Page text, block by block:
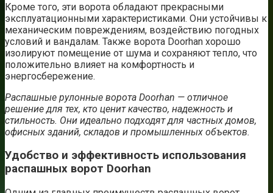
Кроме того, эти ворота обладают прекрасными
эксплуатационными характеристиками. Они устойчивы к
механическим повреждениям, воздействию погодных
условий и вандалам. Также ворота Doorhan хорошо
изолируют помещение от шума и сохраняют тепло, что
положительно влияет на комфортность и
энергосбережение.
Распашные рулонные ворота Doorhan — отличное
решение для тех, кто ценит качество, надежность и
стильность. Они идеально подходят для частных домов,
офисных зданий, складов и промышленных объектов.
Удобство и эффективность использования
распашных ворот Doorhan